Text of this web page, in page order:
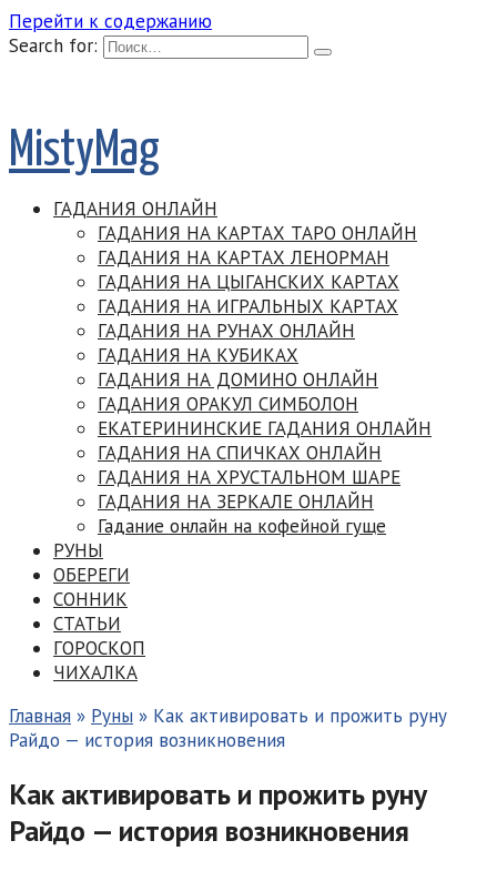
Перейти к содержанию
Search for:
MistyMag
ГАДАНИЯ ОНЛАЙН
ГАДАНИЯ НА КАРТАХ ТАРО ОНЛАЙН
ГАДАНИЯ НА КАРТАХ ЛЕНОРМАН
ГАДАНИЯ НА ЦЫГАНСКИХ КАРТАХ
ГАДАНИЯ НА ИГРАЛЬНЫХ КАРТАХ
ГАДАНИЯ НА РУНАХ ОНЛАЙН
ГАДАНИЯ НА КУБИКАХ
ГАДАНИЯ НА ДОМИНО ОНЛАЙН
ГАДАНИЯ ОРАКУЛ СИМБОЛОН
ЕКАТЕРИНИНСКИЕ ГАДАНИЯ ОНЛАЙН
ГАДАНИЯ НА СПИЧКАХ ОНЛАЙН
ГАДАНИЯ НА ХРУСТАЛЬНОМ ШАРЕ
ГАДАНИЯ НА ЗЕРКАЛЕ ОНЛАЙН
Гадание онлайн на кофейной гуще
РУНЫ
ОБЕРЕГИ
СОННИК
СТАТЬИ
ГОРОСКОП
ЧИХАЛКА
Главная » Руны » Как активировать и прожить руну
Райдо — история возникновения
Как активировать и прожить руну
Райдо — история возникновения